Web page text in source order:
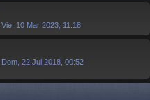
Vie, 10 Mar 2023, 11:18
Dom, 22 Jul 2018, 00:52